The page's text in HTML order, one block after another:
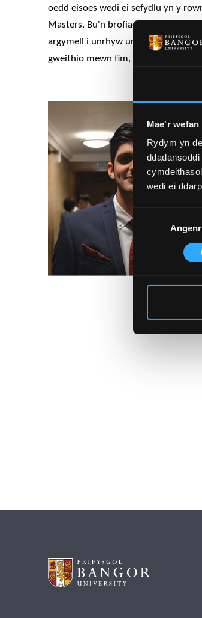
Mae'r
Rydym yn
wedi ei
Caniatâd
oedd eisoes wedi ei sefydlu yn y
Masters. Bu'n brofiad unigryw iawn
argymell i unrhyw un sy'n ystyried
gweithio mewn tîm, sgiliau gwneud